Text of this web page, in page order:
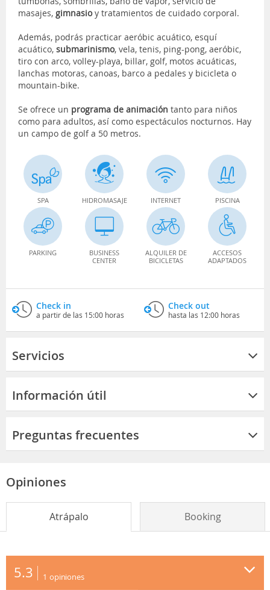
masajes, gimnasioy tratamientos de cuidado corporal.
Además, podrás practicar aeróbic acuático, esquí
acuático, submarinismo, vela, tenis, ping-pong, aeróbic,
tiro con arco, volley-playa, billar, golf, motos acuáticas,
lanchas motoras, canoas, barco a pedales y bicicleta o
mountain-bike.
Se ofrece un programa de animación tanto para niños
como para adultos, así como espectáculos nocturnos. Hay
un campo de golf a 50 metros.
SPA HIDROMASAJE INTERNET PISCINA
PARKING
BUSINESS
CENTER
ALQUILER DE
BICICLETAS
ACCESOS
ADAPTADOS
Check in
a partir de las 15:00 horas
Check out
hasta las 12:00 horas
Servicios
Información útil
Preguntas frecuentes
Opiniones
Atrápalo Booking
5.3 1 opiniones